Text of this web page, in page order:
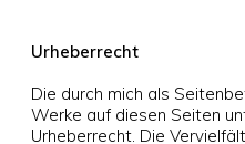
Urheberrecht
Die durch mich als
Werke auf diesen Seiten
Urheberrecht. Die